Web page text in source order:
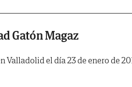
Gatón Magaz
Valladolid el día 23 de enero de